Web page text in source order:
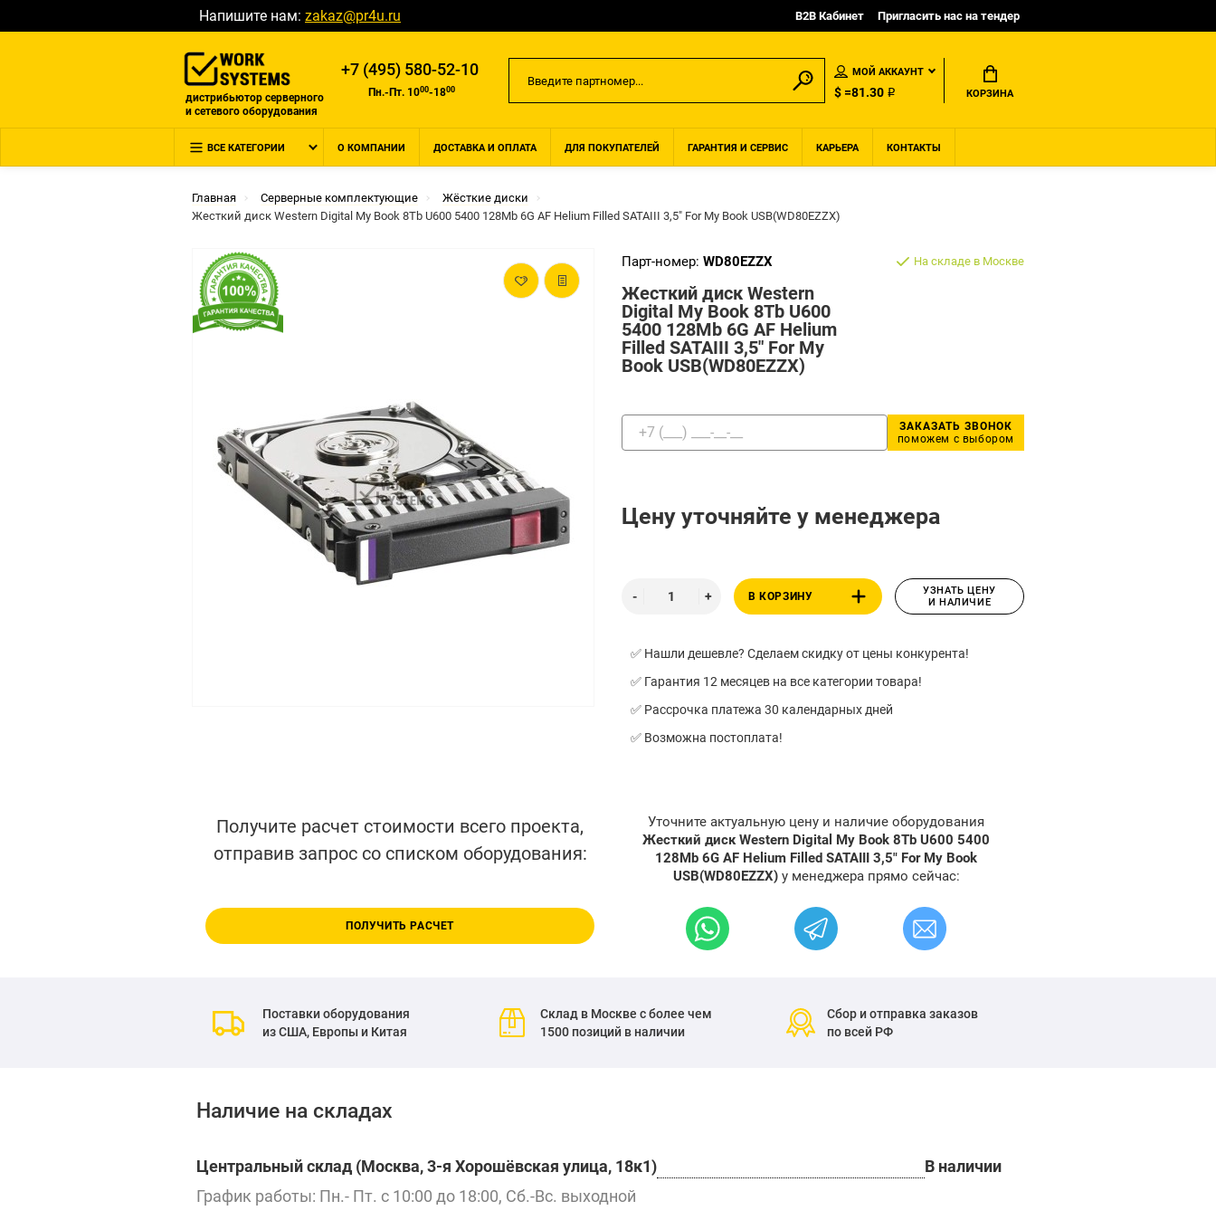
Напишите нам: zakaz@pr4u.ru B2B Кабинет Пригласить нас на тендер
дистрибьютор серверного
и сетевого оборудования
+7 (495) 580-52-10
Пн.-Пт. 1000-1800
МОЙ АККАУНТ
$ =81.30 ₽ КОРЗИНА
ВСЕ КАТЕГОРИИ О КОМПАНИИ ДОСТАВКА И ОПЛАТА ДЛЯ ПОКУПАТЕЛЕЙ ГАРАНТИЯ И СЕРВИС КАРЬЕРА КОНТАКТЫ
Главная Серверные комплектующие
Жёсткие диски
Жесткий диск Western Digital My Book 8Tb U600 5400 128Mb 6G AF Helium Filled SATAIII 3,5" For My Book USB(WD80EZZX)
Парт-номер: WD80EZZX
Жесткий диск Western
Digital My Book 8Tb U600
5400 128Mb 6G AF Helium
Filled SATAIII 3,5" For My
Book USB(WD80EZZX)
На складе в Москве
ЗАКАЗАТЬ ЗВОНОК
поможем с выбором
Цену уточняйте у менеджера
В КОРЗИНУ
УЗНАТЬ ЦЕНУ
И НАЛИЧИЕ
✅ Нашли дешевле? Сделаем скидку от цены конкурента!
✅ Гарантия 12 месяцев на все категории товара!
✅ Рассрочка платежа 30 календарных дней
✅ Возможна постоплата!
Получите расчет стоимости всего проекта,
отправив запрос со списком оборудования:
ПОЛУЧИТЬ РАСЧЕТ
Уточните актуальную цену и наличие оборудования
Жесткий диск Western Digital My Book 8Tb U600 5400
128Mb 6G AF Helium Filled SATAIII 3,5" For My Book
USB(WD80EZZX) у менеджера прямо сейчас:
Поставки оборудования
из США, Европы и Китая
Склад в Москве с более чем
1500 позиций в наличии
Сбор и отправка заказов
по всей РФ
Наличие на складах
Центральный склад (Москва, 3-я Хорошёвская улица, 18к1)
В наличии
График работы: Пн.- Пт. с 10:00 до 18:00, Сб.-Вс. выходной